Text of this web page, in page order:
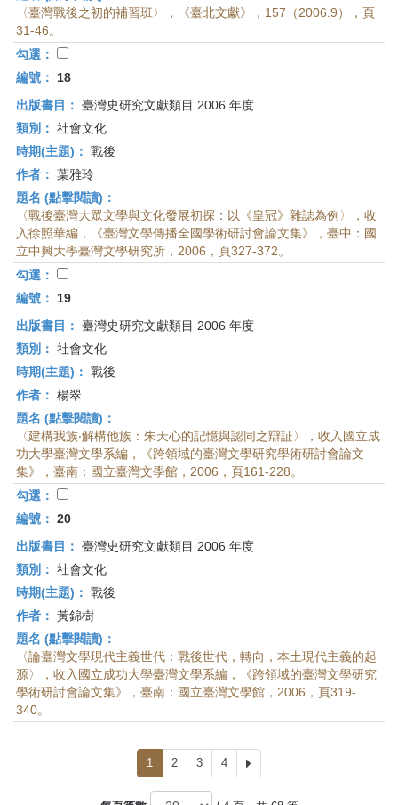
〈臺灣戰後之初的補習班〉，《臺北文獻》，157（2006.9），頁
31-46。
勾選：
編號：
18
出版書目： 臺灣史研究文獻類目 2006 年度
類別： 社會文化
時期(主題)： 戰後
作者： 葉雅玲
題名 (點擊閱讀)：
〈戰後臺灣大眾文學與文化發展初探：以《皇冠》雜誌為例〉，收
入徐照華編，《臺灣文學傳播全國學術研討會論文集》，臺中：國
立中興大學臺灣文學研究所，2006，頁327-372。
勾選：
編號：
19
出版書目： 臺灣史研究文獻類目 2006 年度
類別： 社會文化
時期(主題)： 戰後
作者： 楊翠
題名 (點擊閱讀)：
〈建構我族‧解構他族：朱天心的記憶與認同之辯証〉，收入國立成
功大學臺灣文學系編，《跨領域的臺灣文學研究學術研討會論文
集》，臺南：國立臺灣文學館，2006，頁161-228。
勾選：
編號： 20
出版書目： 臺灣史研究文獻類目 2006 年度
類別： 社會文化
時期(主題)： 戰後
作者： 黃錦樹
題名 (點擊閱讀)：
〈論臺灣文學現代主義世代：戰後世代，轉向，本土現代主義的起
源〉，收入國立成功大學臺灣文學系編，《跨領域的臺灣文學研究
學術研討會論文集》，臺南：國立臺灣文學館，2006，頁319-
340。
1 2 3 4
一